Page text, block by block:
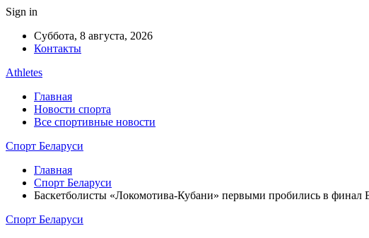
Sign in
Суббота, 8 августа, 2026
Контакты
Athletes
Главная
Новости спорта
Все спортивные новости
Спорт Беларуси
Главная
Спорт Беларуси
Баскетболисты «Локомотива-Кубани» первыми пробились в
Спорт Беларуси